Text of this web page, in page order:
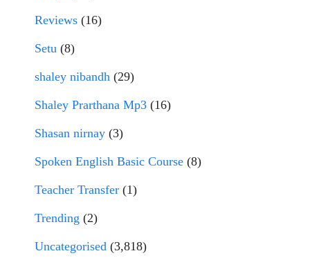
Reviews (16)
Setu (8)
shaley nibandh (29)
Shaley Prarthana Mp3 (16)
Shasan nirnay (3)
Spoken English Basic Course (8)
Teacher Transfer (1)
Trending (2)
Uncategorised (3,818)